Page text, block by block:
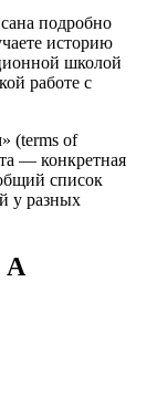
подробно
историю
школой
работе с
(terms of
— конкретная
список
у разных
А